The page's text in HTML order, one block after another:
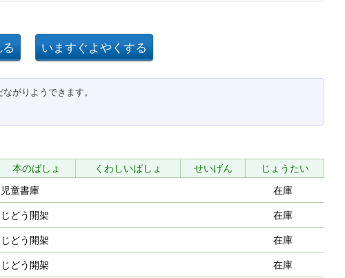
がりようできます。
本のばしょ くわしいばしょ せいげん
じょうたい
児童書庫 在庫
じどう開架 在庫
じどう開架 在庫
じどう開架 在庫